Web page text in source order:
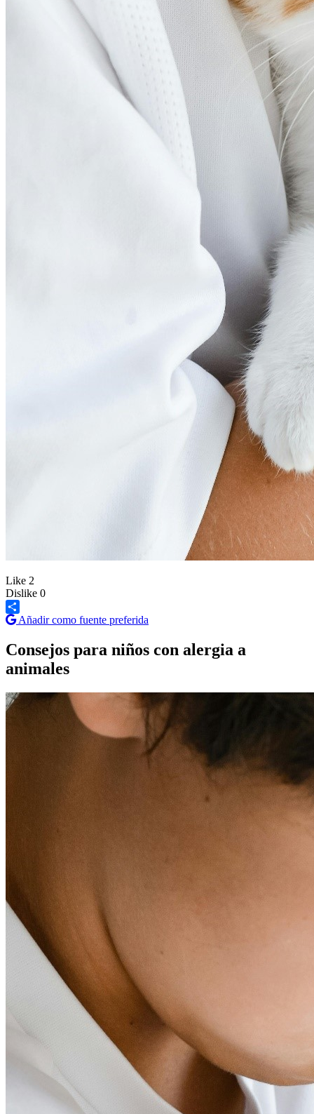
Like 2
Dislike 0
Share
Añadir como fuente preferida
Consejos para niños con alergia a
animales